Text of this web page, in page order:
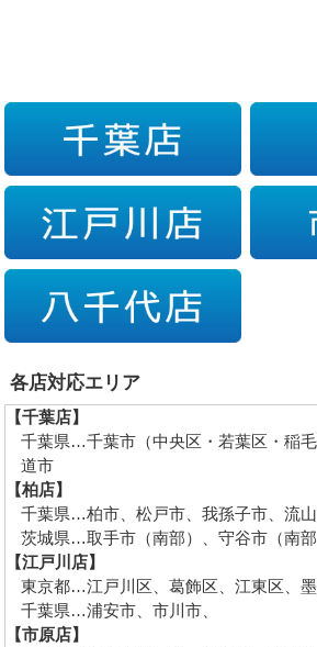
各店対応エリア
【千葉店】
千葉県…千葉市（中央区・若葉区・稲
道市
【柏店】
千葉県…柏市、松戸市、我孫子市、流
茨城県…取手市（南部）、守谷市（南部
【江戸川店】
東京都…江戸川区、葛飾区、江東区、
千葉県…浦安市、市川市、
【市原店】